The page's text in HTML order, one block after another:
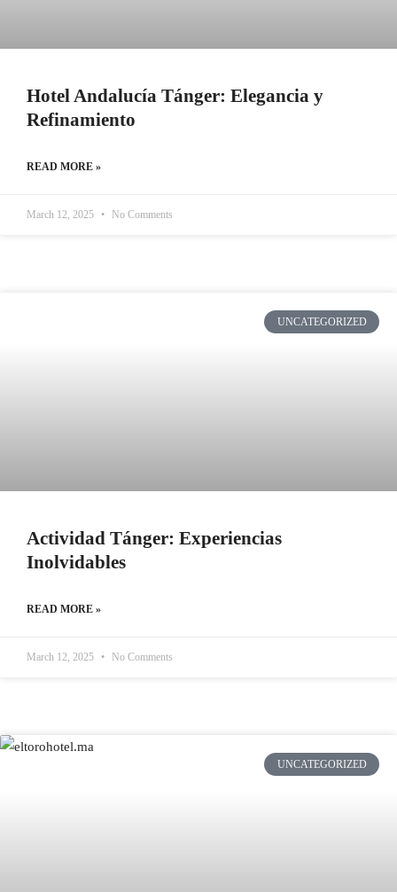
Hotel Andalucía Tánger: Elegancia y
Refinamiento
READ MORE »
March 12, 2025 No Comments
UNCATEGORIZED
Actividad Tánger: Experiencias
Inolvidables
READ MORE »
March 12, 2025 No Comments
UNCATEGORIZED